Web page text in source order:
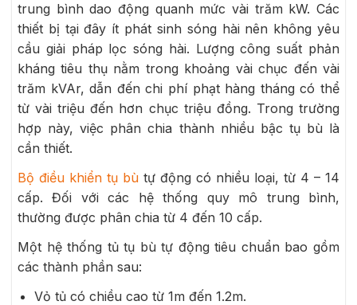
trung bình dao động quanh mức vài trăm kW. Các
thiết bị tại đây ít phát sinh sóng hài nên không yêu
cầu giải pháp lọc sóng hài. Lượng công suất phản
kháng tiêu thụ nằm trong khoảng vài chục đến vài
trăm kVAr, dẫn đến chi phí phạt hàng tháng có thể
từ vài triệu đến hơn chục triệu đồng. Trong trường
hợp này, việc phân chia thành nhiều bậc tụ bù là
cần thiết.
Bộ điều khiển tụ bù tự động có nhiều loại, từ 4 – 14
cấp. Đối với các hệ thống quy mô trung bình,
thường được phân chia từ 4 đến 10 cấp.
Một hệ thống tủ tụ bù tự động tiêu chuẩn bao gồm
các thành phần sau:
Vỏ tủ có chiều cao từ 1m đến 1.2m.